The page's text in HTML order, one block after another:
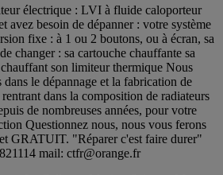
électrique : LVI à fluide caloporteur
avez besoin de dépanner : votre système
fixe : à 1 ou 2 boutons, ou à écran, sa
changer : sa cartouche chauffante sa
son limiteur thermique Nous
dans le dépannage et la fabrication de
dans la composition de radiateurs
de nombreuses années, pour votre
Questionnez nous, nous vous ferons
GRATUIT. "Réparer c'est faire durer"
mail: ctfr@orange.fr